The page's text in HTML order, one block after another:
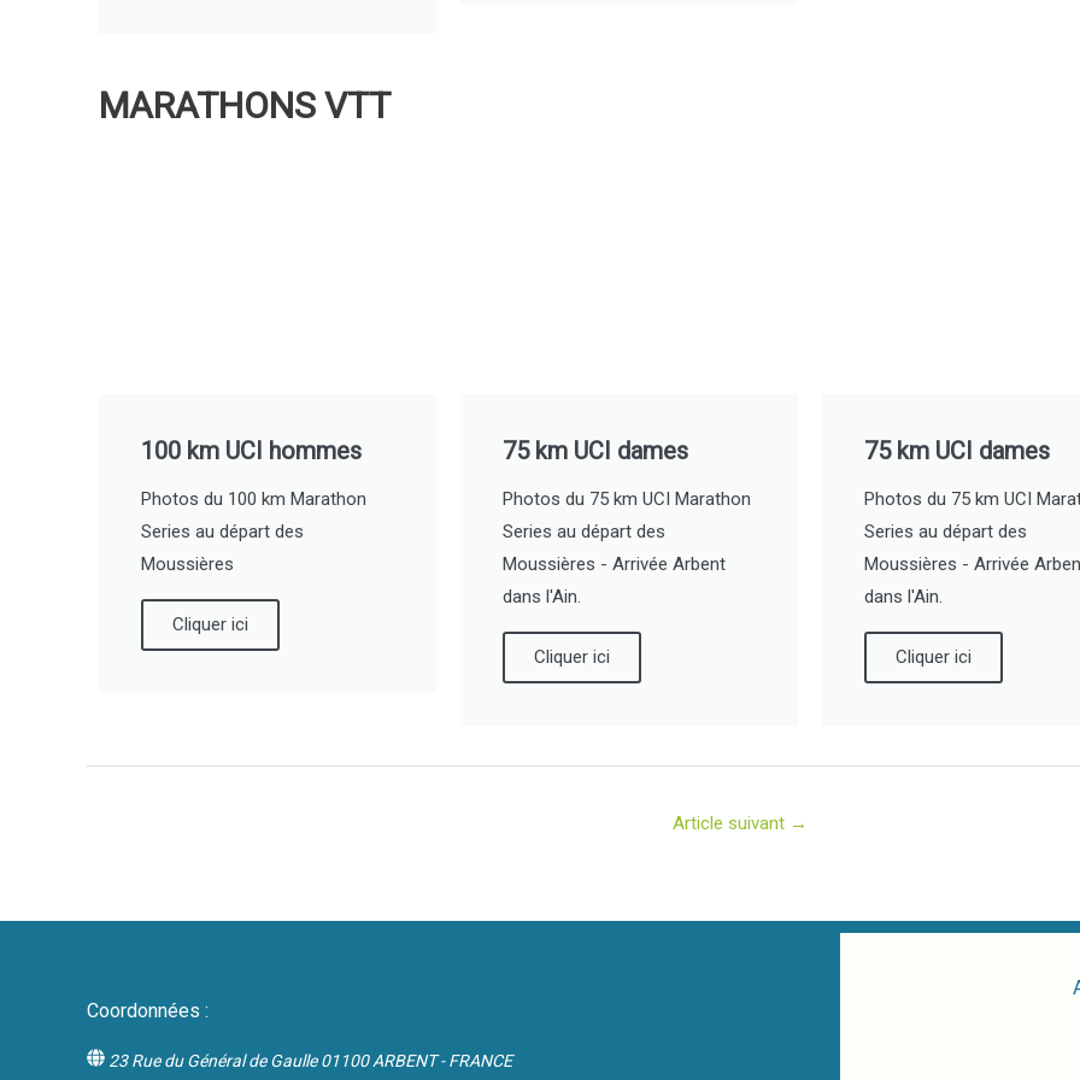
MARATHONS VTT
100 km UCI hommes
Photos du 100 km Marathon
Series au départ des
Moussières
Cliquer ici
75 km UCI dames
Photos du 75 km UCI Marathon
Series au départ des
Moussières - Arrivée Arbent
dans l'Ain.
Cliquer ici
75 km UCI dames
Photos du 75 km UCI
Series au départ des
Moussières - Arrivée
dans l'Ain.
Cliquer ici
Article suivant →
Coordonnées :
23 Rue du Général de Gaulle 01100 ARBENT - FRANCE